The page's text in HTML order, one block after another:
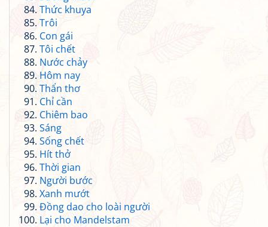
Thức khuya
Trôi
Con gái
Tôi chết
Nước chảy
Hôm nay
Thẩn thơ
Chỉ cần
Chiêm bao
Sáng
Sống chết
Hít thở
Thời gian
Người bước
Xanh mướt
Đồng dao cho loài người
Lại cho Mandelstam